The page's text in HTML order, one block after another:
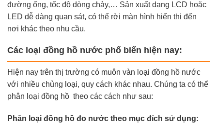
đường ống, tốc độ dòng chảy,… Sản xuất dạng LCD hoặc
LED dễ dàng quan sát, có thể rời màn hình hiển thị đến
nơi khác theo nhu cầu.
Các loại đồng hồ nước phổ biến hiện nay:
Hiện nay trên thị trường có muôn vàn loại đồng hồ nước
với nhiều chủng loại, quy cách khác nhau. Chúng ta có thể
phân loại đồng hồ theo các cách như sau:
Phân loại đồng hồ đo nước theo mục đích sử dụng: